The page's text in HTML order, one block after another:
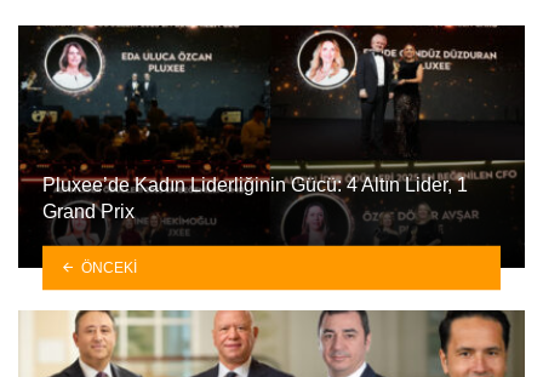
Pluxee’de Kadın Liderliğinin Gücü: 4 Altın Lider, 1
Grand Prix
ÖNCEKI